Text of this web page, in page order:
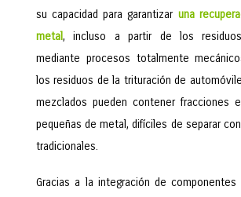
su capacidad para garantizar una
metal, incluso a partir de los
mediante procesos totalmente
los residuos de la trituración de
mezclados pueden contener fracciones
pequeñas de metal, difíciles de separar
tradicionales.
Gracias a la integración de componentes